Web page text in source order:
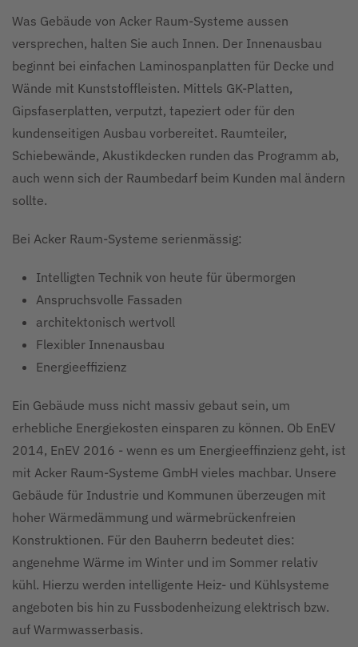
Was Gebäude von Acker Raum-Systeme aussen
versprechen, halten Sie auch Innen. Der Innenausbau
beginnt bei einfachen Laminospanplatten für Decke und
Wände mit Kunststoffleisten. Mittels GK-Platten,
Gipsfaserplatten, verputzt, tapeziert oder für den
kundenseitigen Ausbau vorbereitet. Raumteiler,
Schiebewände, Akustikdecken runden das Programm ab,
auch wenn sich der Raumbedarf beim Kunden mal ändern
sollte.
Bei Acker Raum-Systeme serienmässig:
Intelligten Technik von heute für übermorgen
Anspruchsvolle Fassaden
architektonisch wertvoll
Flexibler Innenausbau
Energieeffizienz
Ein Gebäude muss nicht massiv gebaut sein, um
erhebliche Energiekosten einsparen zu können. Ob EnEV
2014, EnEV 2016 - wenn es um Energieeffinzienz geht, ist
mit Acker Raum-Systeme GmbH vieles machbar. Unsere
Gebäude für Industrie und Kommunen überzeugen mit
hoher Wärmedämmung und wärmebrückenfreien
Konstruktionen. Für den Bauherrn bedeutet dies:
angenehme Wärme im Winter und im Sommer relativ
kühl. Hierzu werden intelligente Heiz- und Kühlsysteme
angeboten bis hin zu Fussbodenheizung elektrisch bzw.
auf Warmwasserbasis.